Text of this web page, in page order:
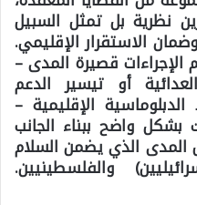
نظرية بل تمثل السبيل
الاستقرار الإقليمي.
قصيرة المدى –
أو تيسير الدعم
الإقليمية –
بشكل واضح ببناء الجانب
المدى الذي يضمن السلام
والفلسطينيين.